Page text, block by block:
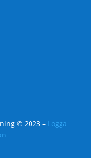
© 2023 – Logga